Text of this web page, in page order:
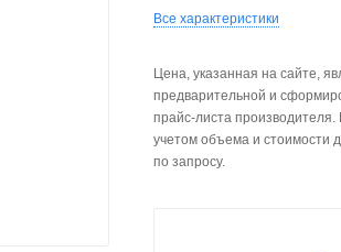
Все характеристики
Цена, указанная на сайте,
предварительной и
прайс-листа производителя.
учетом объема и стоимости
по запросу.